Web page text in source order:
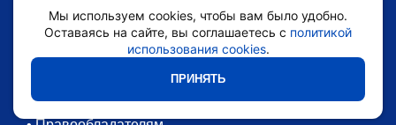
Раскраски
Картинки
•
•
Мы используем cookies, чтобы вам было удобно.
Оставаясь на сайте, вы соглашаетесь с политикой
использования cookies.
ПРИНЯТЬ